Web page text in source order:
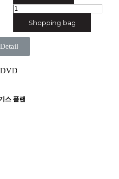
Shopping bag
Detail
DVD
스 플랜